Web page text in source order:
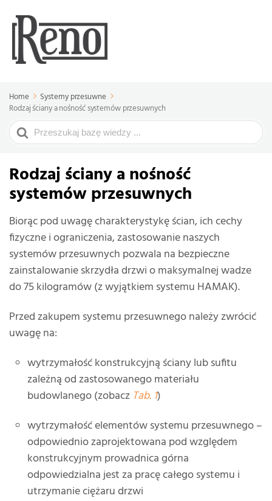
Home
Systemy przesuwne
Rodzaj ściany a nośność systemów przesuwnych
Search
For
Rodzaj ściany a nośność
systemów przesuwnych
Biorąc pod uwagę charakterystykę ścian, ich cechy
fizyczne i ograniczenia, zastosowanie naszych
systemów przesuwnych pozwala na bezpieczne
zainstalowanie skrzydła drzwi o maksymalnej wadze
do 75 kilogramów (z wyjątkiem systemu HAMAK).
Przed zakupem systemu przesuwnego należy zwrócić
uwagę na:
wytrzymałość konstrukcyjną ściany lub sufitu
zależną od zastosowanego materiału
budowlanego (zobacz Tab. 1)
wytrzymałość elementów systemu przesuwnego –
odpowiednio zaprojektowana pod względem
konstrukcyjnym prowadnica górna
odpowiedzialna jest za pracę całego systemu i
utrzymanie ciężaru drzwi